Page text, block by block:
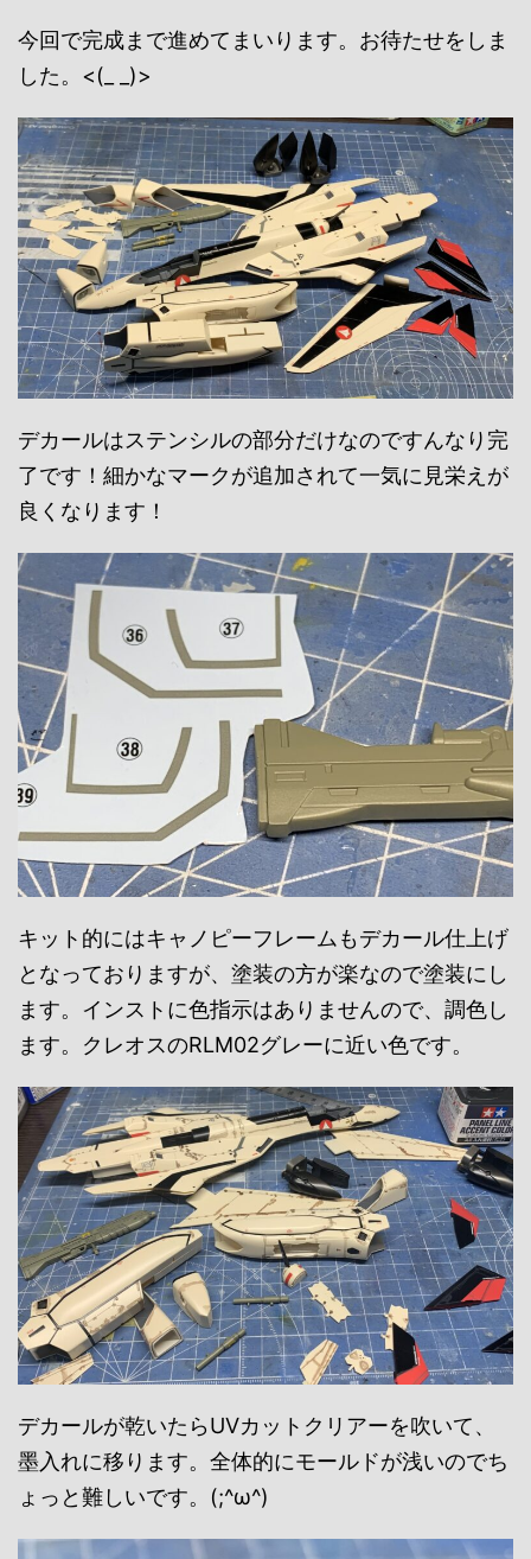
今回で完成まで進めてまいります。お待たせをしま
した。<(_ _)>
デカールはステンシルの部分だけなのですんなり完
了です！細かなマークが追加されて一気に見栄えが
良くなります！
キット的にはキャノピーフレームもデカール仕上げ
となっておりますが、塗装の方が楽なので塗装にし
ます。インストに色指示はありませんので、調色し
ます。クレオスのRLM02グレーに近い色です。
デカールが乾いたらUVカットクリアーを吹いて、
墨入れに移ります。全体的にモールドが浅いのでち
ょっと難しいです。(;^ω^)